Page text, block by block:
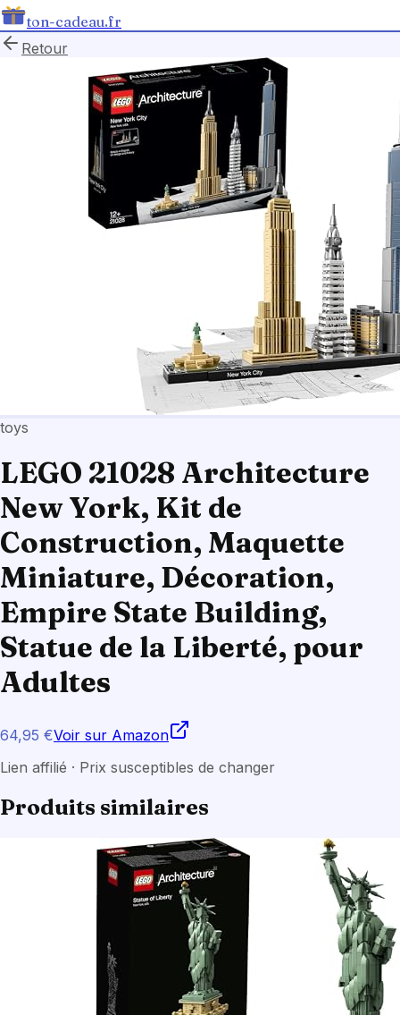
ton-cadeau.fr
Retour
toys
LEGO 21028 Architecture
New York, Kit de
Construction, Maquette
Miniature, Décoration,
Empire State Building,
Statue de la Liberté, pour
Adultes
64,95 €Voir sur Amazon
Lien affilié · Prix susceptibles de changer
Produits similaires